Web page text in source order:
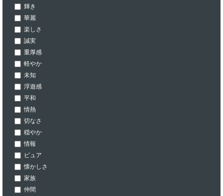
輝き
華麗
楽しさ
誠実
重厚感
軽やか
未知
浮遊感
平和
情熱
切なさ
穏やか
情報
ピュア
懐かしさ
家族
仲間